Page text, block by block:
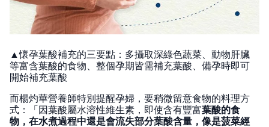
▲懷孕葉酸補充的三要點：多攝取深綠色蔬菜、動物肝臟
等富含葉酸的食物、整個孕期皆需補充葉酸、備孕時即可
開始補充葉酸
而楊灼華營養師特別提醒孕婦，要稍微留意食物的料理方
式：「因葉酸屬水溶性維生素，即使含有豐富葉酸的食
物，在水煮過程中還是會流失部分葉酸含量，像是菠菜經